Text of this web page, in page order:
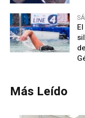
Más Leído